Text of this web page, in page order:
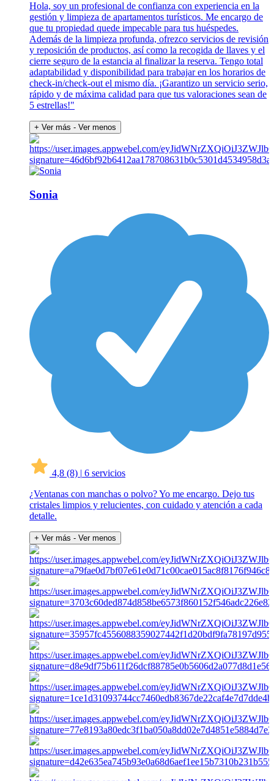
Hola, soy un profesional de confianza con experiencia en la
gestión y limpieza de apartamentos turísticos. Me encargo de
que tu propiedad quede impecable para tus huéspedes.
Además de la limpieza profunda, ofrezco servicios de revisión
y reposición de productos, así como la recogida de llaves y el
cierre seguro de la estancia al finalizar la reserva. Tengo total
adaptabilidad y disponibilidad para trabajar en los horarios de
check-in/check-out el mismo día. ¡Garantizo un servicio serio,
rápido y de máxima calidad para que tus valoraciones sean de
5 estrellas!"
+ Ver más - Ver menos
Sonia
4,8 (8) | 6 servicios
¿Ventanas con manchas o polvo? Yo me encargo. Dejo tus
cristales limpios y relucientes, con cuidado y atención a cada
detalle.
+ Ver más - Ver menos